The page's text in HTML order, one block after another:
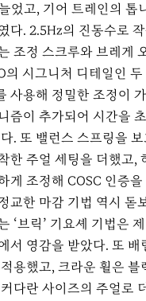
었고, 기어 트레인의 톱
다. 2.5Hz의 진동수로
조정 스크루와 브레게
의 시그니처 디테일인
사용해 정밀한 조정이
즘이 추가되어 시간을
. 또 밸런스 스프링을
한 주얼 세팅을 더했고,
게 조정해 COSC 인증
교한 마감 기법 역시 돋
‘브릭’ 기요셰 기법은
서 영감을 받았다. 또 배
용했고, 크라운 휠은 블
다란 사이즈의 주얼로